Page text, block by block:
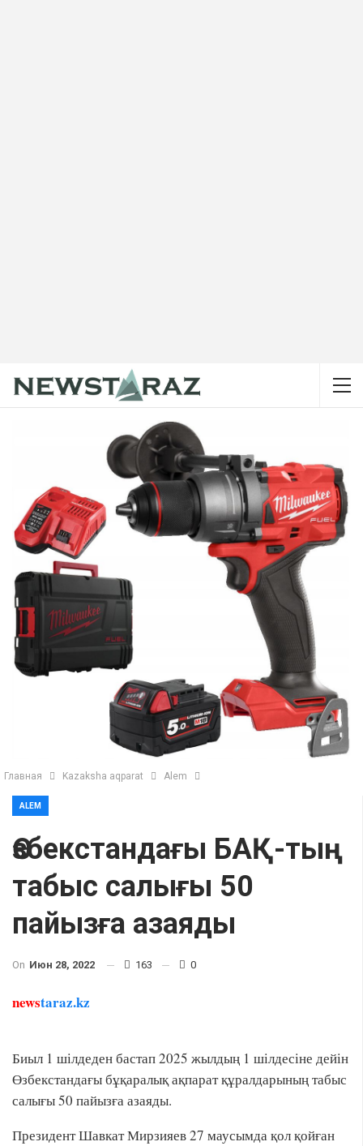
Главная Kazaksha aqparat Alem
ALEM
Өзбекстандағы БАҚ-тың
табыс салығы 50
пайызға азаяды
On Июн 28, 2022 163 0
newstaraz.kz
Биыл 1 шілдеден бастап 2025 жылдың 1 шілдесіне дейін
Өзбекстандағы бұқаралық ақпарат құралдарының табыс
салығы 50 пайызға азаяды.
Президент Шавкат Мирзияев 27 маусымда қол қойған